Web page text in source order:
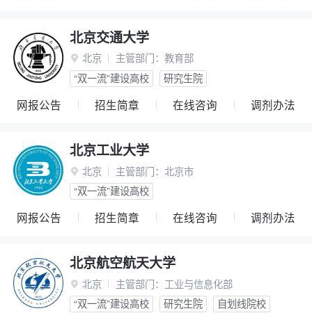
北京交通大学
 北京 主管部门： 教育部
“双一流”建设高校
研究生院
网报公告 招生简章 在线咨询 调剂办法
北京工业大学
 北京 主管部门： 北京市
“双一流”建设高校
网报公告 招生简章 在线咨询 调剂办法
北京航空航天大学
 北京 主管部门： 工业与信息化部
“双一流”建设高校
研究生院 自划线院校